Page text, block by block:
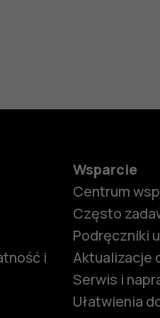
i
Wsparcie
Centrum
Często
Podręczniki
Aktualizacje
Serwis i
Ułatwienia